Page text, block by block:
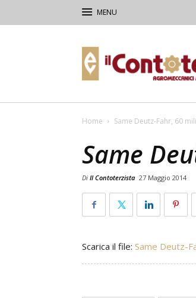
Contoterzista
Home Same Deutz-Fahr, 60
Same
Di Il Contoterzista 27 Maggio 2014
Scarica il file: Same Deutz-